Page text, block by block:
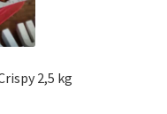
2,5 kg